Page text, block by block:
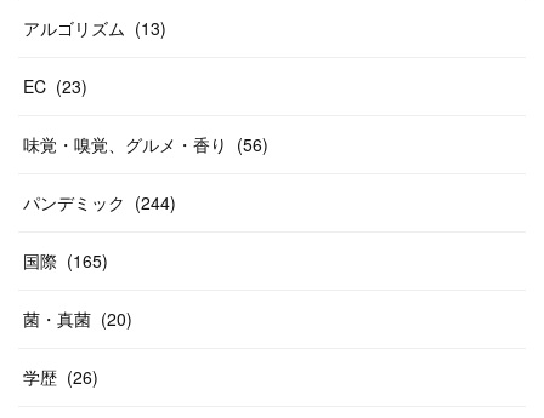
アルゴリズム (13)
EC (23)
味覚・嗅覚、グルメ・香り (56)
パンデミック (244)
国際 (165)
菌・真菌 (20)
学歴 (26)